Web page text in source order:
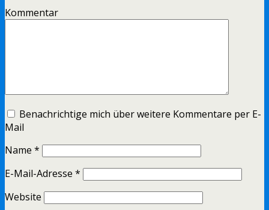
Kommentar
Benachrichtige mich über weitere Kommentare per E-
Mail
Name *
E-Mail-Adresse *
Website